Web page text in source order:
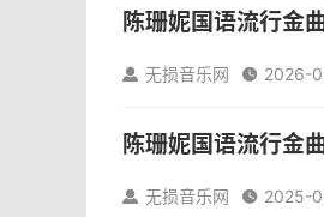
陈珊妮国语流行金
陈珊妮国语流行金曲《出
的作息当一场双人排练我
 无损音乐网  2026-
陈珊妮国语流行金
陈珊妮国语流行金曲《出
调的作息当一场双人排练,
 无损音乐网  2025-